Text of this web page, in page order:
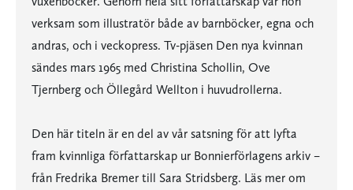
verksam som illustratör både av barnböcker, egna och
andras, och i veckopress. Tv-pjäsen Den nya kvinnan
sändes mars 1965 med Christina Schollin, Ove
Tjernberg och Öllegård Wellton i huvudrollerna.
Den här titeln är en del av vår satsning för att lyfta
fram kvinnliga författarskap ur Bonnierförlagens arkiv –
från Fredrika Bremer till Sara Stridsberg. Läs mer om